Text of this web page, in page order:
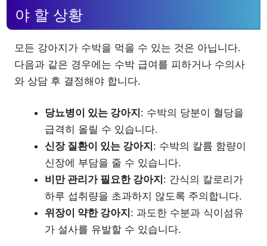
야 할 상황
모든 강아지가 수박을 먹을 수 있는 것은 아닙니다.
다음과 같은 경우에는 수박 급여를 피하거나 수의사
와 상담 후 결정해야 합니다.
당뇨병이 있는 강아지 : 수박의 당분이 혈당을
급격히 올릴 수 있습니다.
신장 질환이 있는 강아지 : 수박의 칼륨 함량이
신장에 부담을 줄 수 있습니다.
비만 관리가 필요한 강아지 : 간식의 칼로리가
하루 섭취량을 초과하지 않도록 주의합니다.
위장이 약한 강아지 : 과도한 수분과 식이섬유
가 설사를 유발할 수 있습니다.